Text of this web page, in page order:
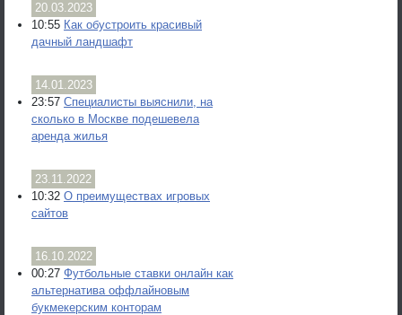
20.03.2023
10:55 Как обустроить красивый
дачный ландшафт
14.01.2023
23:57 Специалисты выяснили, на
сколько в Москве подешевела
аренда жилья
23.11.2022
10:32 О преимуществах игровых
сайтов
16.10.2022
00:27 Футбольные ставки онлайн как
альтернатива оффлайновым
букмекерским конторам